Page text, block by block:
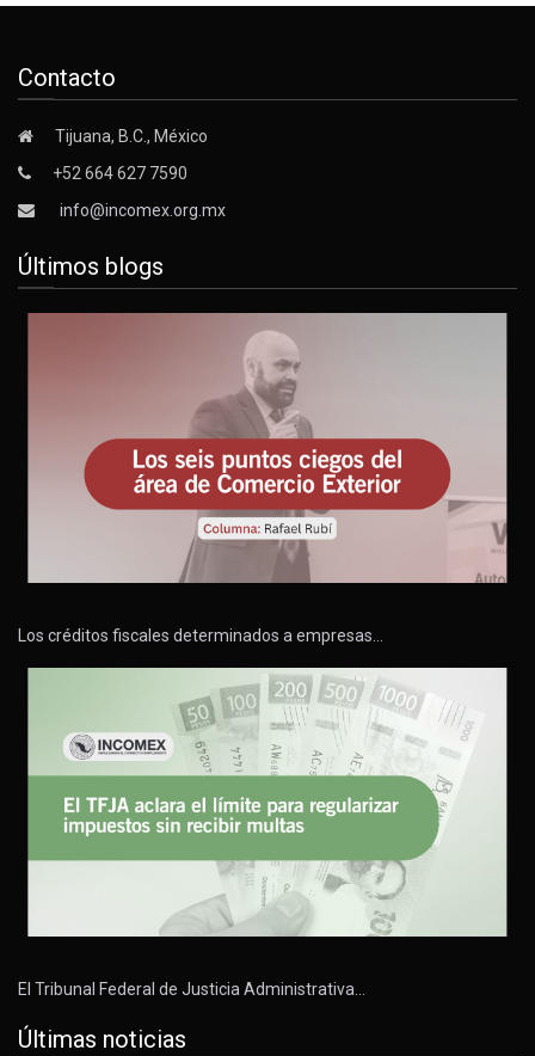
Contacto
Tijuana, B.C., México
+52 664 627 7590
info@incomex.org.mx
Últimos blogs
Los créditos fiscales determinados a empresas…
El Tribunal Federal de Justicia Administrativa…
Últimas noticias